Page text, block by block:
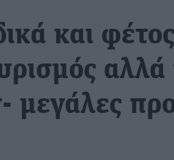
και
αλλά
μεγάλες